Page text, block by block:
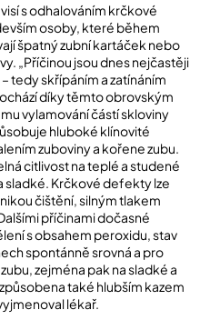
s odhalováním krčkové
osoby, které během
špatný zubní kartáček nebo
„Příčinou jsou dnes nejčastěji
tedy skřípáním a zatínáním
díky těmto obrovským
vylamování částí skloviny
hluboké klínovité
zuboviny a kořene zubu.
citlivost na teplé a studené
sladké. Krčkové defekty lze
čištění, silným tlakem
příčinami dočasné
s obsahem peroxidu, stav
spontánně srovná a pro
zejména pak na sladké a
také hlubším kazem
lékař.